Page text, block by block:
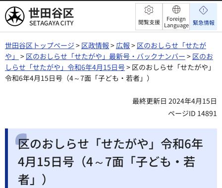
世田谷区 閲覧支援
Foreign
Language 緊急情報
世田谷区トップページ > 区政情報 >広報 > 区のおしらせ「せたが
や」 > 区のおしらせ「せたがや」最新号・バックナンバー > 区のお
しらせ「せたがや」令和6年4月15日号> 区のおしらせ「せたがや」
令和6年4月15日号（4～7面「子ども・若者」）
最終更新日 2024年4月15日
ページID 14891
区のおしらせ「せたがや」令和6年
4月15日号（4～7面「子ども・若
者」）